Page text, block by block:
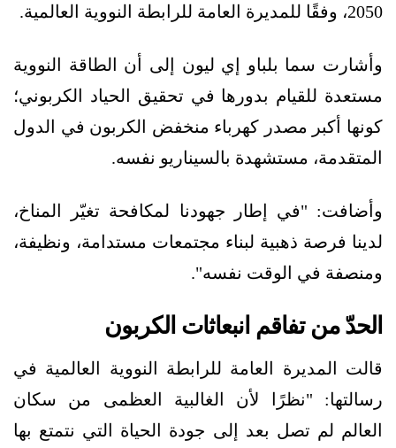
2050، وفقًا للمديرة العامة للرابطة النووية العالمية.
وأشارت سما بلباو إي ليون إلى أن الطاقة النووية
مستعدة للقيام بدورها في تحقيق الحياد الكربوني؛
كونها أكبر مصدر كهرباء منخفض الكربون في الدول
المتقدمة، مستشهدة بالسيناريو نفسه.
وأضافت: "في إطار جهودنا لمكافحة تغيّر المناخ،
لدينا فرصة ذهبية لبناء مجتمعات مستدامة، ونظيفة،
ومنصفة في الوقت نفسه".
الحدّ من تفاقم انبعاثات الكربون
قالت المديرة العامة للرابطة النووية العالمية في
رسالتها: "نظرًا لأن الغالبية العظمى من سكان
العالم لم تصل بعد إلى جودة الحياة التي نتمتع بها